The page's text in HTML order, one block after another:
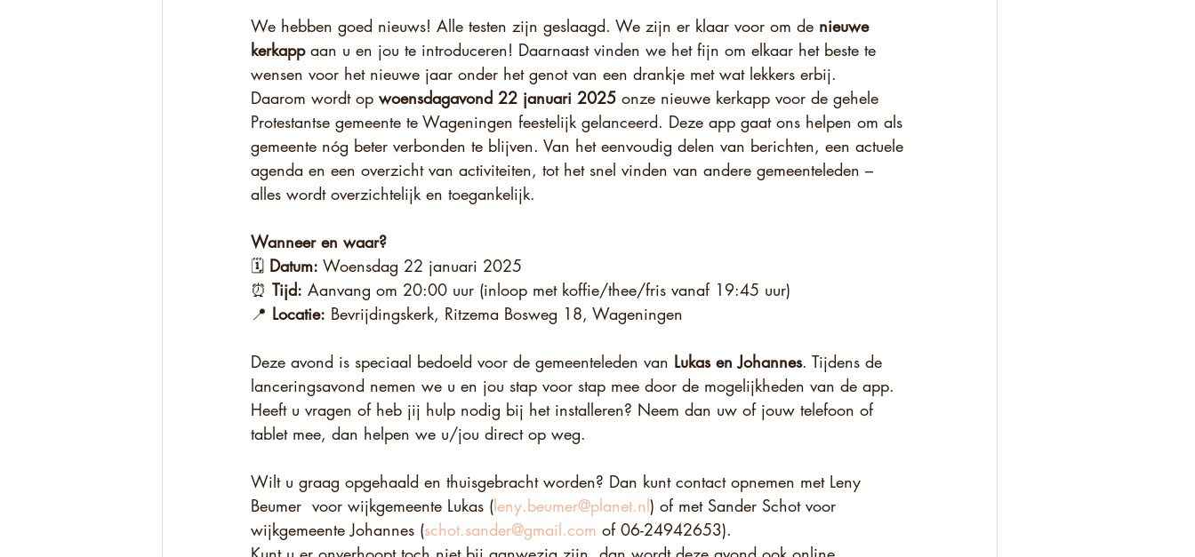
We hebben goed nieuws! Alle testen zijn geslaagd. We zijn er klaar voor om de nieuwe
kerkapp aan u en jou te introduceren! Daarnaast vinden we het fijn om elkaar het beste te
wensen voor het nieuwe jaar onder het genot van een drankje met wat lekkers erbij.
Daarom wordt op woensdagavond 22 januari 2025 onze nieuwe kerkapp voor de gehele
Protestantse gemeente te Wageningen feestelijk gelanceerd. Deze app gaat ons helpen om als
gemeente nóg beter verbonden te blijven. Van het eenvoudig delen van berichten, een actuele
agenda en een overzicht van activiteiten, tot het snel vinden van andere gemeenteleden –
alles wordt overzichtelijk en toegankelijk.
Wanneer en waar?
🗓️ Datum: Woensdag 22 januari 2025
⏰ Tijd: Aanvang om 20:00 uur (inloop met koffie/thee/fris vanaf 19:45 uur)
📍 Locatie: Bevrijdingskerk, Ritzema Bosweg 18, Wageningen
Deze avond is speciaal bedoeld voor de gemeenteleden van Lukas en Johannes. Tijdens de
lanceringsavond nemen we u en jou stap voor stap mee door de mogelijkheden van de app.
Heeft u vragen of heb jij hulp nodig bij het installeren? Neem dan uw of jouw telefoon of
tablet mee, dan helpen we u/jou direct op weg.
Wilt u graag opgehaald en thuisgebracht worden? Dan kunt contact opnemen met Leny
Beumer  voor wijkgemeente Lukas (leny.beumer@planet.nl) of met Sander Schot voor
wijkgemeente Johannes (schot.sander@gmail.com of 06-24942653).